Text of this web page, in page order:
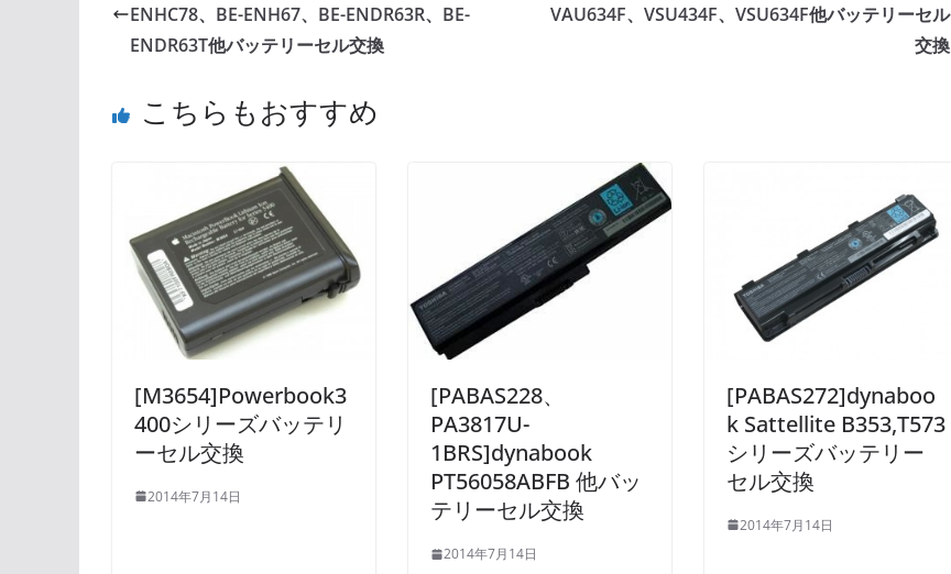
ENHC78、BE-ENH67、BE-ENDR63R、BE-
ENDR63T他バッテリーセル交換
VAU634F、VSU434F、VSU634F他バッテリーセル
交換
こちらもおすすめ
[M3654]Powerbook3
400シリーズバッテリ
ーセル交換
2014年7月14日
[PABAS228、
PA3817U-
1BRS]dynabook
PT56058ABFB 他バッ
テリーセル交換
2014年7月14日
[PABAS272]dynaboo
k Sattellite B353,T573
シリーズバッテリー
セル交換
2014年7月14日